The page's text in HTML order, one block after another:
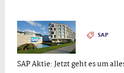
SAP
SAP Aktie: Jetzt geht es um